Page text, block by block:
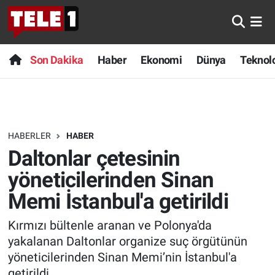
Son Dakika Haber Ekonomi Dünya
HABERLER HABER
Daltonlar çetesinin
yöneticilerinden Sinan
Memi İstanbul'a getirildi
Kırmızı bültenle aranan ve Polonya'da
yakalanan Daltonlar organize suç örgütünün
yöneticilerinden Sinan Memi’nin İstanbul'a
Anında Manşet
Başka Sohbetler
Bilim turu
Bilim ve Teknoloji Evreni
Doğa Konuşuyor
Dünya
Ege Saati
Son Dakika
Haber
Dünya
Teknoloji
Sağlık
Spor
Yayın Akışı
Nöbetçi Eczaneler
Hava Durumu
Trafik Durumu
Süper Lig Puan Durumu ve Fikstür
Tüm Manşetler
Son Dakika Haberleri
Haber Arşivi